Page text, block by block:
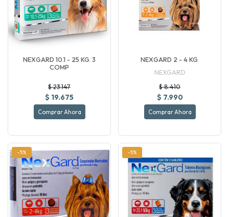
NEXGARD 10.1 - 25 KG. 3
COMP
$ 23.147
$ 19.675
Comprar Ahora
NEXGARD 2 - 4 KG.
NEXGARD
$ 8.410
$ 7.990
Comprar Ahora
-5% -5%